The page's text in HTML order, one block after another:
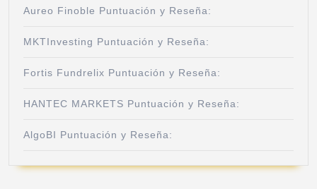
Aureo Finoble Puntuación y Reseña:
MKTInvesting Puntuación y Reseña:
Fortis Fundrelix Puntuación y Reseña:
HANTEC MARKETS Puntuación y Reseña:
AlgoBI Puntuación y Reseña: